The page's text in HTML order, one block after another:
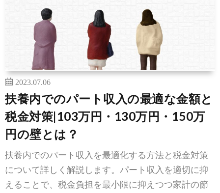
2023.07.06
扶養内でのパート収入の最適な金額と
税金対策|103万円・130万円・150万
円の壁とは？
扶養内でのパート収入を最適化する方法と税金対策
について詳しく解説します。パート収入を適切に抑
えることで、税金負担を最小限に抑えつつ家計の節